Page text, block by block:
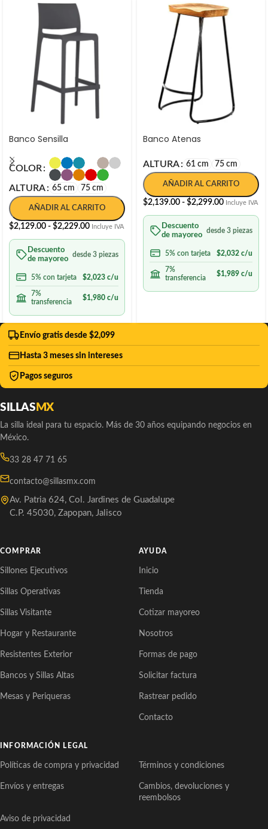
Banco Sensilla
COLOR
ALTURA 65 cm 75 cm
AÑADIR AL CARRITO
$2,129.00 - $2,229.00 Incluye IVA
Descuento
de mayoreo
desde 3 piezas
5% con tarjeta $2,023 c/u
7%
transferencia
$1,980 c/u
Banco Atenas
ALTURA 61 cm 75 cm
AÑADIR AL CARRITO
$2,139.00 - $2,299.00 Incluye IVA
Descuento
de mayoreo
desde 3 piezas
5% con tarjeta $2,032 c/u
7%
transferencia
$1,989 c/u
Envío gratis desde $2,099
Hasta 3 meses sin intereses
Pagos seguros
SILLAS MX
La silla ideal para tu espacio. Más de 30 años equipando negocios en
México.
33 28 47 71 65
contacto@sillasmx.com
Av. Patria 624, Col. Jardines de Guadalupe
C.P. 45030, Zapopan, Jalisco
COMPRAR
Sillones Ejecutivos
Sillas Operativas
Sillas Visitante
Hogar y Restaurante
Resistentes Exterior
Bancos y Sillas Altas
Mesas y Periqueras
AYUDA
Inicio
Tienda
Cotizar mayoreo
Nosotros
Formas de pago
Solicitar factura
Rastrear pedido
Contacto
INFORMACIÓN LEGAL
Políticas de compra y privacidad Términos y condiciones
Envíos y entregas
Cambios, devoluciones y
reembolsos
Aviso de privacidad